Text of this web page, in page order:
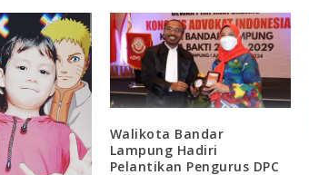
Walikota Bandar
Lampung Hadiri
Pelantikan Pengurus DPC